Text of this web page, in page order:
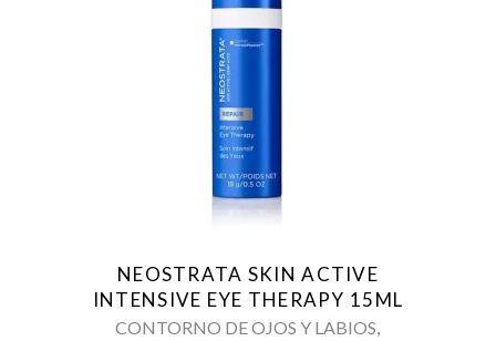
NEOSTRATA SKIN ACTIVE
INTENSIVE EYE THERAPY 15ML
CONTORNO DE OJOS Y LABIOS,